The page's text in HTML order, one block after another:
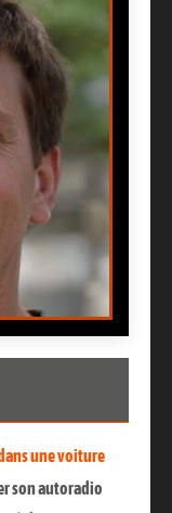
une voiture
son autoradio